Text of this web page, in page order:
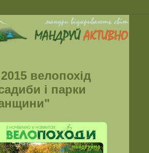
велопохід
і парки